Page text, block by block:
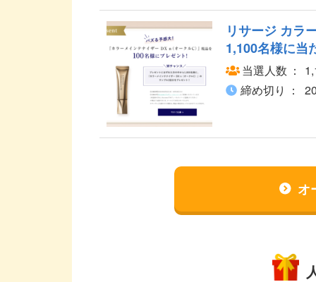
リサージ カラ
1,100名様に当
当選人数
締め切り
オ